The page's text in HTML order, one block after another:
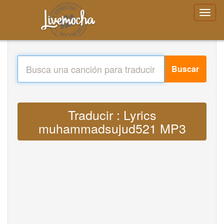
Buscar
Traducir : Lyrics
muhammadsujud521 MP3